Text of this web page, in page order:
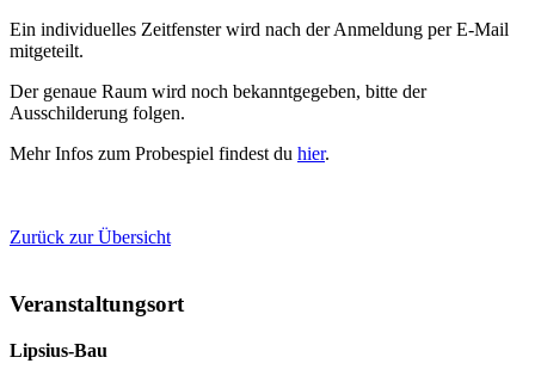
Ein individuelles Zeitfenster wird nach der Anmeldung per E-Mail
mitgeteilt.
Der genaue Raum wird noch bekanntgegeben, bitte der
Ausschilderung folgen.
Mehr Infos zum Probespiel findest du hier.
Zurück zur Übersicht
Veranstaltungsort
Lipsius-Bau